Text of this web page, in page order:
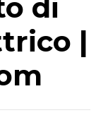
di
|